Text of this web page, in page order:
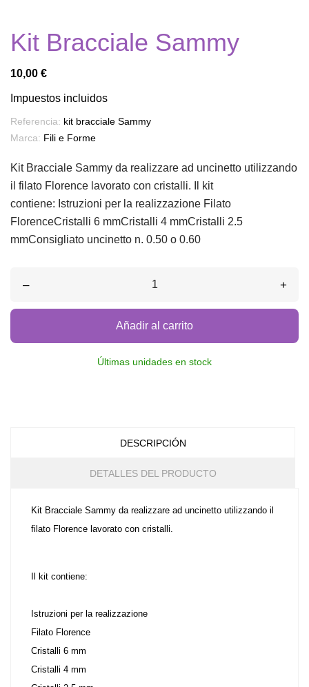
Kit Bracciale Sammy
10,00 €
Impuestos incluidos
Referencia: kit bracciale Sammy
Marca: Fili e Forme
Kit Bracciale Sammy da realizzare ad uncinetto utilizzando
il filato Florence lavorato con cristalli. Il kit
contiene: Istruzioni per la realizzazione Filato
FlorenceCristalli 6 mmCristalli 4 mmCristalli 2.5
mmConsigliato uncinetto n. 0.50 o 0.60
– +
Añadir al carrito
Últimas unidades en stock
DESCRIPCIÓN
DETALLES DEL PRODUCTO
Kit Bracciale Sammy da realizzare ad uncinetto utilizzando il
filato Florence lavorato con cristalli.
Il kit contiene:
Istruzioni per la realizzazione
Filato Florence
Cristalli 6 mm
Cristalli 4 mm